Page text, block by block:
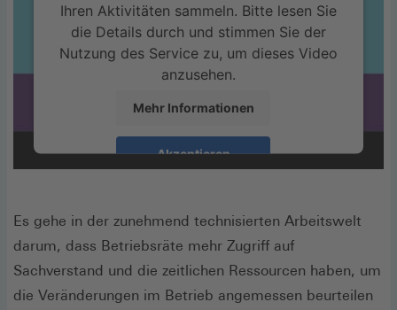
Ihren Aktivitäten sammeln. Bitte lesen Sie
die Details durch und stimmen Sie der
Nutzung des Service zu, um dieses Video
anzusehen.
Mehr Informationen
Akzeptieren
Es gehe in der zunehmend technisierten Arbeitswelt
darum, dass Betriebsräte mehr Zugriff auf
Sachverstand und die zeitlichen Ressourcen haben, um
die Veränderungen im Betrieb angemessen beurteilen